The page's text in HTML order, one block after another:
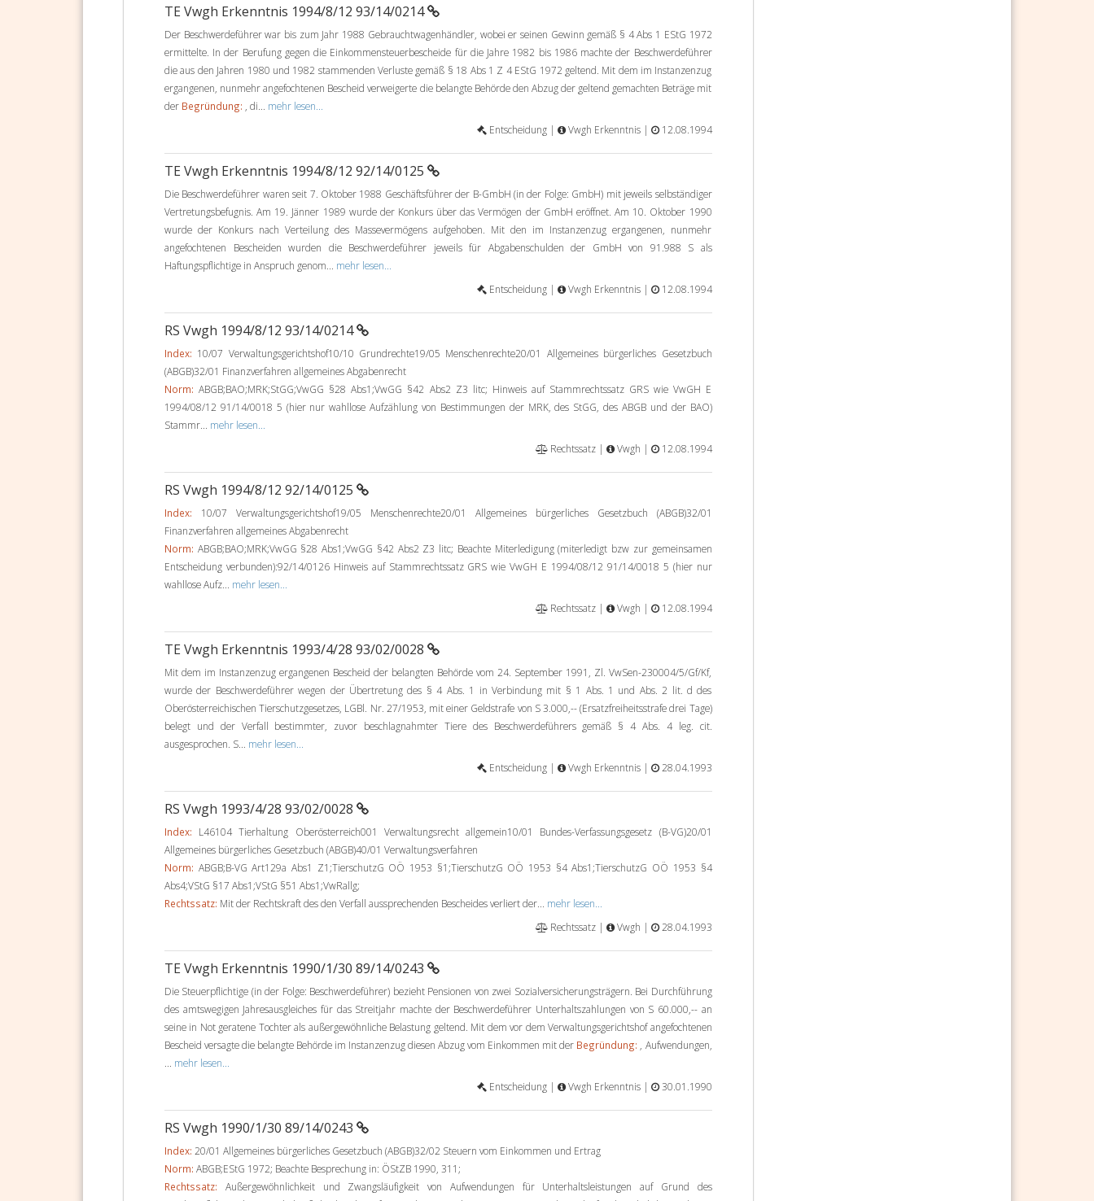
TE Vwgh Erkenntnis 1994/8/12 93/14/0214
Der Beschwerdeführer war bis zum Jahr 1988 Gebrauchtwagenhändler, wobei er seinen Gewinn gemäß § 4 Abs 1 EStG 1972
ermittelte. In der Berufung gegen die Einkommensteuerbescheide für die Jahre 1982 bis 1986 machte der Beschwerdeführer
die aus den Jahren 1980 und 1982 stammenden Verluste gemäß § 18 Abs 1 Z 4 EStG 1972 geltend. Mit dem im Instanzenzug
ergangenen, nunmehr angefochtenen Bescheid verweigerte die belangte Behörde den Abzug der geltend gemachten Beträge mit
der Begründung: , di... mehr lesen...
Entscheidung |
Vwgh Erkenntnis | 12.08.1994
TE Vwgh Erkenntnis 1994/8/12 92/14/0125
Die Beschwerdeführer waren seit 7. Oktober 1988 Geschäftsführer der B-GmbH (in der Folge: GmbH) mit jeweils selbständiger
Vertretungsbefugnis. Am 19. Jänner 1989 wurde der Konkurs über das Vermögen der GmbH eröffnet. Am 10. Oktober 1990
wurde der Konkurs nach Verteilung des Massevermögens aufgehoben. Mit den im Instanzenzug ergangenen, nunmehr
angefochtenen Bescheiden wurden die Beschwerdeführer jeweils für Abgabenschulden der GmbH von 91.988 S als
Haftungspflichtige in Anspruch genom... mehr lesen...
Entscheidung |
Vwgh Erkenntnis | 12.08.1994
RS Vwgh 1994/8/12 93/14/0214
Index: 10/07 Verwaltungsgerichtshof10/10 Grundrechte19/05 Menschenrechte20/01 Allgemeines bürgerliches Gesetzbuch
(ABGB)32/01 Finanzverfahren allgemeines Abgabenrecht
Norm: ABGB;BAO;MRK;StGG;VwGG §28 Abs1;VwGG §42 Abs2 Z3 litc; Hinweis auf Stammrechtssatz GRS wie VwGH E
1994/08/12 91/14/0018 5 (hier nur wahllose Aufzählung von Bestimmungen der MRK, des StGG, des ABGB und der BAO)
Stammr... mehr lesen...
Rechtssatz |
Vwgh | 12.08.1994
RS Vwgh 1994/8/12 92/14/0125
Index: 10/07 Verwaltungsgerichtshof19/05 Menschenrechte20/01 Allgemeines bürgerliches Gesetzbuch (ABGB)32/01
Finanzverfahren allgemeines Abgabenrecht
Norm: ABGB;BAO;MRK;VwGG §28 Abs1;VwGG §42 Abs2 Z3 litc; Beachte Miterledigung (miterledigt bzw zur gemeinsamen
Entscheidung verbunden):92/14/0126 Hinweis auf Stammrechtssatz GRS wie VwGH E 1994/08/12 91/14/0018 5 (hier nur
wahllose Aufz... mehr lesen...
Rechtssatz |
Vwgh | 12.08.1994
TE Vwgh Erkenntnis 1993/4/28 93/02/0028
Mit dem im Instanzenzug ergangenen Bescheid der belangten Behörde vom 24. September 1991, Zl. VwSen-230004/5/Gf/Kf,
wurde der Beschwerdeführer wegen der Übertretung des § 4 Abs. 1 in Verbindung mit § 1 Abs. 1 und Abs. 2 lit. d des
Oberösterreichischen Tierschutzgesetzes, LGBl. Nr. 27/1953, mit einer Geldstrafe von S 3.000,-- (Ersatzfreiheitsstrafe drei Tage)
belegt und der Verfall bestimmter, zuvor beschlagnahmter Tiere des Beschwerdeführers gemäß § 4 Abs. 4 leg. cit.
ausgesprochen. S... mehr lesen...
Entscheidung |
Vwgh Erkenntnis | 28.04.1993
RS Vwgh 1993/4/28 93/02/0028
Index: L46104 Tierhaltung Oberösterreich001 Verwaltungsrecht allgemein10/01 Bundes-Verfassungsgesetz (B-VG)20/01
Allgemeines bürgerliches Gesetzbuch (ABGB)40/01 Verwaltungsverfahren
Norm: ABGB;B-VG Art129a Abs1 Z1;TierschutzG OÖ 1953 §1;TierschutzG OÖ 1953 §4 Abs1;TierschutzG OÖ 1953 §4
Abs4;VStG §17 Abs1;VStG §51 Abs1;VwRallg;
Rechtssatz: Mit der Rechtskraft des den Verfall aussprechenden Bescheides verliert der... mehr lesen...
Rechtssatz |
Vwgh | 28.04.1993
TE Vwgh Erkenntnis 1990/1/30 89/14/0243
Die Steuerpflichtige (in der Folge: Beschwerdeführer) bezieht Pensionen von zwei Sozialversicherungsträgern. Bei Durchführung
des amtswegigen Jahresausgleiches für das Streitjahr machte der Beschwerdeführer Unterhaltszahlungen von S 60.000,-- an
seine in Not geratene Tochter als außergewöhnliche Belastung geltend. Mit dem vor dem Verwaltungsgerichtshof angefochtenen
Bescheid versagte die belangte Behörde im Instanzenzug diesen Abzug vom Einkommen mit der Begründung: , Aufwendungen,
mehr lesen...
Entscheidung |
Vwgh Erkenntnis | 30.01.1990
RS Vwgh 1990/1/30 89/14/0243
Index: 20/01 Allgemeines bürgerliches Gesetzbuch (ABGB)32/02 Steuern vom Einkommen und Ertrag
Norm: ABGB;EStG 1972; Beachte Besprechung in: ÖStZB 1990, 311;
Rechtssatz: Außergewöhnlichkeit und Zwangsläufigkeit von Aufwendungen für Unterhaltsleistungen auf Grund des